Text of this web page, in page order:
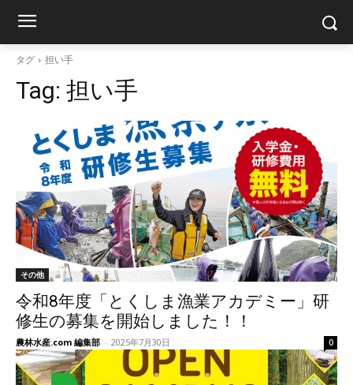
タグ 担い手
Tag: 担い手
その他
令和8年度「とくしま漁業アカデミー」研
修生の募集を開始しました！！
農林水産.com 編集部 - 2025年7月30日 0